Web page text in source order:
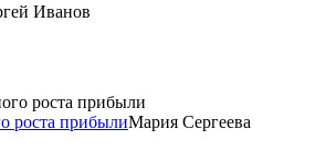
Иванов
роста прибылиМария Сергеева